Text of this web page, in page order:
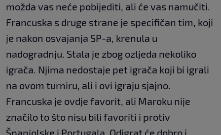
možda vas neće pobijediti, ali će vas namučiti.
Francuska s druge strane je specifičan tim, koji
je nakon osvajanja SP-a, krenula u
nadogradnju. Stala je zbog ozljeda nekoliko
igrača. Njima nedostaje pet igrača koji bi igrali
na ovom turniru, ali i ovi igraju sjajno.
Francuska je ovdje favorit, ali Maroku nije
značilo to što nisu bili favoriti i protiv